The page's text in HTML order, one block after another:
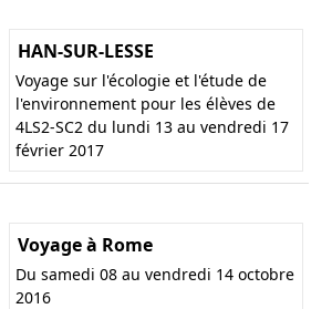
HAN-SUR-LESSE
Voyage sur l'écologie et l'étude de
l'environnement pour les élèves de
4LS2-SC2 du lundi 13 au vendredi 17
février 2017
Voyage à Rome
Du samedi 08 au vendredi 14 octobre
2016